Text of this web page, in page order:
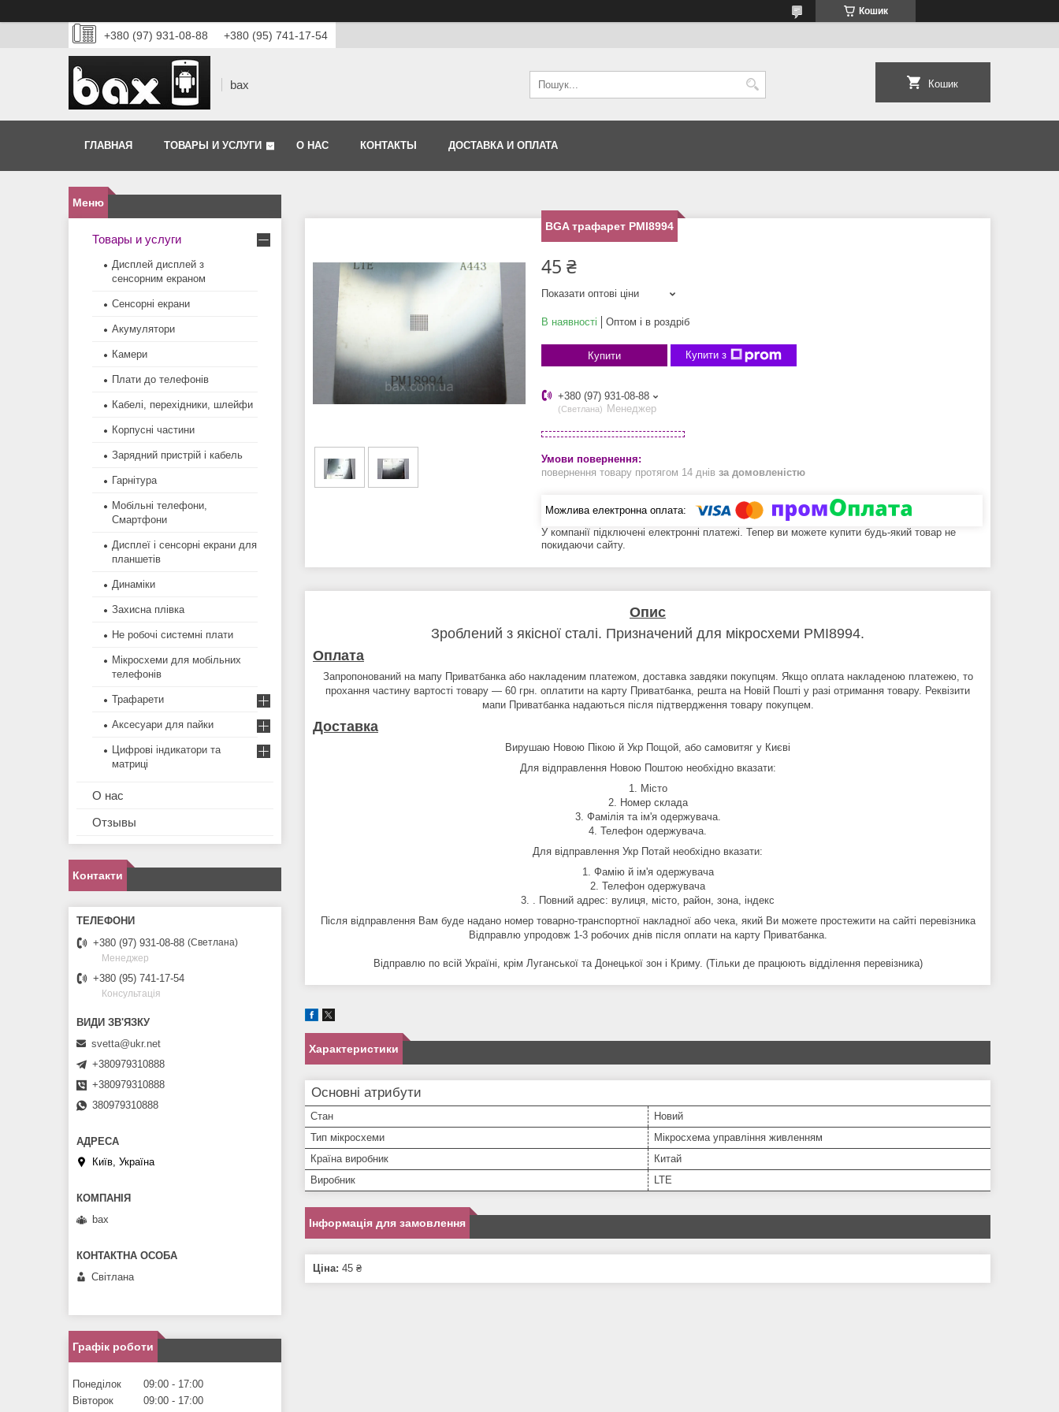
Кошик
+380 (97) 931-08-88 +380 (95) 741-17-54
bax Кошик
ГЛАВНАЯ ТОВАРЫ И УСЛУГИ О НАС КОНТАКТЫ ДОСТАВКА И ОПЛАТА
BGA трафарет PMI8994
45 ₴
Показати оптові ціни
В наявності Оптом і в роздріб
Купити Купити з
+380 (97) 931-08-88
Светлана Менеджер
повернення товару протягом 14 днів за домовленістю
У компанії підключені електронні платежі. Тепер ви можете купити будь-який товар не
покидаючи сайту.
Опис
Зроблений з якісної сталі. Призначений для мікросхеми PMI8994.
Оплата
Запропонований на мапу Приватбанка або накладеним платежом, доставка завдяки покупцям. Якщо оплата накладеною платежею, то
прохання частину вартості товару — 60 грн. оплатити на карту Приватбанка, решта на Новій Пошті у разі отримання товару. Реквізити
мапи Приватбанка надаються після підтвердження товару покупцем.
Доставка
Вирушаю Новою Пікою й Укр Пощой, або самовитяг у Києві
Для відправлення Новою Поштою необхідно вказати:
1. Місто
2. Номер склада
3. Фамілія та ім'я одержувача.
4. Телефон одержувача.
Для відправлення Укр Потай необхідно вказати:
1. Фамію й ім'я одержувача
2. Телефон одержувача
3. . Повний адрес: вулиця, місто, район, зона, індекс
Після відправлення Вам буде надано номер товарно-транспортної накладної або чека, який Ви можете простежити на сайті перевізника
Відправлю упродовж 1-3 робочих днів після оплати на карту Приватбанка.
Відправлю по всій Україні, крім Луганської та Донецької зон і Криму. (Тільки де працюють відділення перевізника)
Характеристики
Основні атрибути
Стан
Новий
Тип мікросхеми
Мікросхема управління живленням
Країна виробник
Китай
Виробник
LTE
Інформація для замовлення
Ціна: 45 ₴
Товары и услуги
Дисплей дисплей з
сенсорним екраном
Сенсорні екрани
Акумулятори
Камери
Плати до телефонів
Кабелі, перехідники, шлейфи
Корпусні частини
Зарядний пристрій і кабель
Гарнітура
Мобільні телефони,
Смартфони
Дисплеї і сенсорні екрани для
планшетів
Динаміки
Захисна плівка
Не робочі системні плати
Мікросхеми для мобільних
телефонів
Трафарети
Аксесуари для пайки
Цифрові індикатори та
матриці
О нас
Отзывы
Контакти
+380 (97) 931-08-88 Светлана
Менеджер
+380 (95) 741-17-54
Консультація
svetta@ukr.net
+380979310888
+380979310888
380979310888
Київ, Україна
bax
Світлана
Графік роботи
Понеділок 09:00
17:00
Вівторок
09:00
17:00